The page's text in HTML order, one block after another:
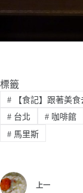
標籤
#【食記】跟著美食
#台北 #咖啡館
#馬里斯
上一